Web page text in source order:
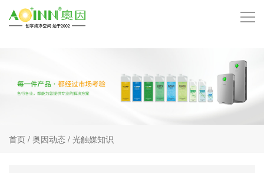
品牌中心
产品中心
首页 / 奥因动态 / 光触媒知识